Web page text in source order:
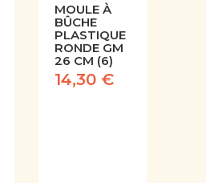
MOULE À
BÛCHE
PLASTIQUE
RONDE GM
26 CM (6)
14,30 €